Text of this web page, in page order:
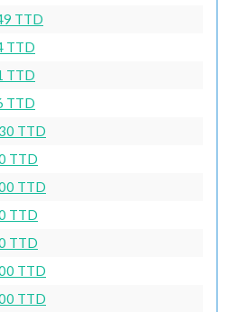
TTD
TTD
TTD
TTD
TTD
TTD
TTD
TTD
TTD
TTD
TTD